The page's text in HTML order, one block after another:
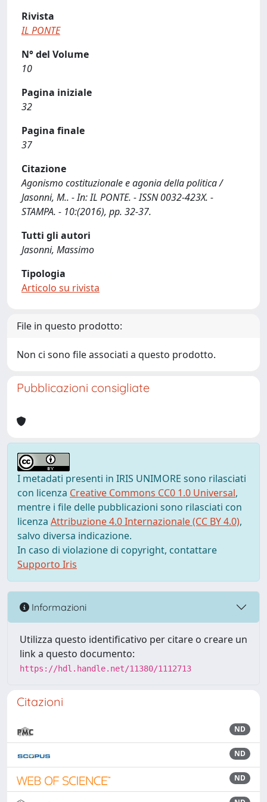
Rivista
IL PONTE
N° del Volume
10
Pagina iniziale
32
Pagina finale
37
Citazione
Agonismo costituzionale e agonia della politica /
Jasonni, M.. - In: IL PONTE. - ISSN 0032-423X. -
STAMPA. - 10:(2016), pp. 32-37.
Tutti gli autori
Jasonni, Massimo
Tipologia
Articolo su rivista
File in questo prodotto:
Non ci sono file associati a questo prodotto.
Pubblicazioni consigliate
I metadati presenti in IRIS UNIMORE sono rilasciati
con licenza Creative Commons CC0 1.0 Universal,
mentre i file delle pubblicazioni sono rilasciati con
licenza Attribuzione 4.0 Internazionale (CC BY 4.0),
salvo diversa indicazione.
In caso di violazione di copyright, contattare
Supporto Iris
Informazioni
Utilizza questo identificativo per citare o creare un
link a questo documento:
https://hdl.handle.net/11380/1112713
Citazioni
ND
ND
ND